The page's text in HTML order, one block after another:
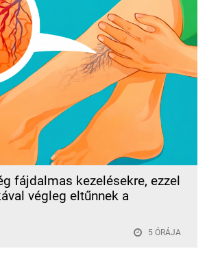
fájdalmas kezelésekre, ezzel
végleg eltűnnek a
5 ÓRÁJA